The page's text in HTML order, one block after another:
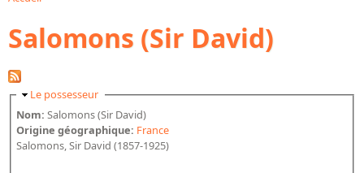
Ressources documentaires
Archives orales
Bibliographies
Bibliographie sur la BnF
Salomons (Sir David)
Masquer
Le possesseur
Nom:Salomons (Sir David)
Origine géographique: France
Salomons, Sir David (1857-1925)